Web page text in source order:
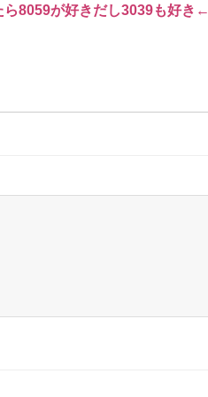
8059が好きだし3039も好き←